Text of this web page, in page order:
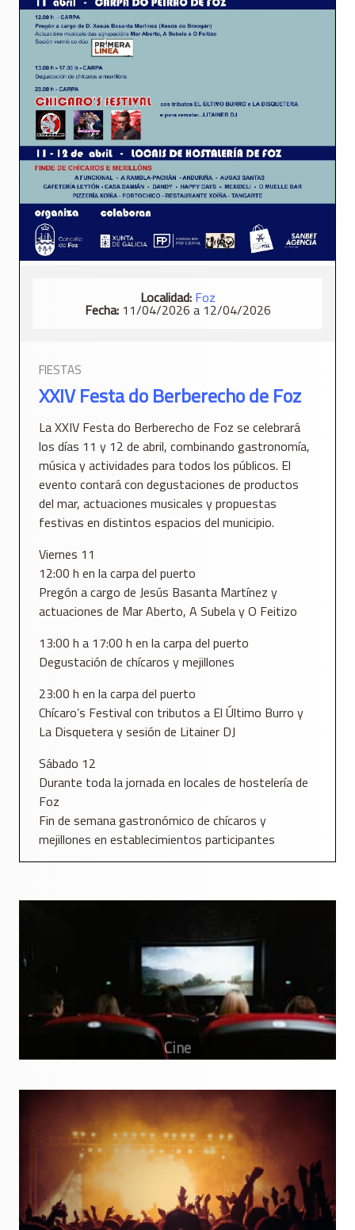
Localidad: Foz
Fecha:11/04/2026 a 12/04/2026
FIESTAS
XXIV Festa do Berberecho de Foz
La XXIV Festa do Berberecho de Foz se celebrará
los días 11 y 12 de abril, combinando gastronomía,
música y actividades para todos los públicos. El
evento contará con degustaciones de productos
del mar, actuaciones musicales y propuestas
festivas en distintos espacios del municipio.
Viernes 11
12:00 h en la carpa del puerto
Pregón a cargo de Jesús Basanta Martínez y
actuaciones de Mar Aberto, A Subela y O Feitizo
13:00 h a 17:00 h en la carpa del puerto
Degustación de chícaros y mejillones
23:00 h en la carpa del puerto
Chícaro’s Festival con tributos a El Último Burro y
La Disquetera y sesión de Litainer DJ
Sábado 12
Durante toda la jornada en locales de hostelería de
Foz
Fin de semana gastronómico de chícaros y
mejillones en establecimientos participantes